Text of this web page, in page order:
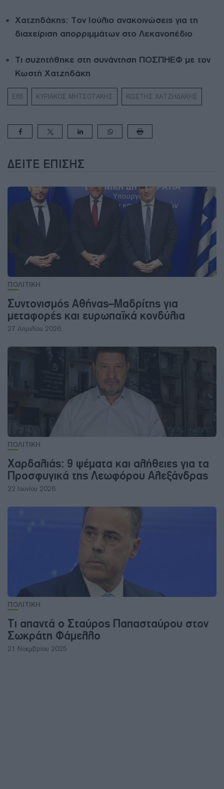
Χατζηδάκης: Τον Ιούλιο ανακοινώσεις για τη
διαχείριση απορριμμάτων στο Λεκανοπέδιο
Τι συζητήθηκε στη συνάντηση ΠΟΣΠΗΕΦ με τον
Κωστή Χατζηδάκη
Ε65 ΚΥΡΙΑΚΟΣ ΜΗΤΣΟΤΑΚΗΣ ΚΩΣΤΗΣ ΧΑΤΖΗΔΑΚΗΣ
ΔΕΊΤΕ ΕΠΊΣΗΣ
ΠΟΛΙΤΙΚΗ
Συντονισμός Αθήνας–Μαδρίτης για
μεταφορές και ευρωπαϊκά κονδύλια
27 Απριλίου 2026
ΠΟΛΙΤΙΚΗ
Χαρδαλιάς: 9 ψέματα και αλήθειες για τα
Προσφυγικά της Λεωφόρου Αλεξάνδρας
22 Ιουνίου 2026
ΠΟΛΙΤΙΚΗ
Τι απαντά ο Σταύρος Παπασταύρου στον
Σωκράτη Φάμελλο
21 Νοεμβρίου 2025